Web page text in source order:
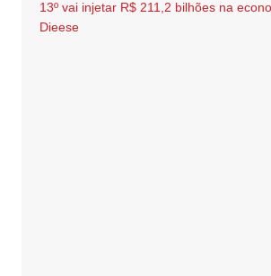
13º vai injetar R$ 211,2 bilhões na
Dieese